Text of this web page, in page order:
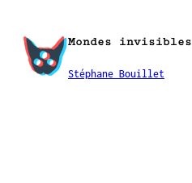
contenu
Mondes invisibles
Stéphane Bouillet